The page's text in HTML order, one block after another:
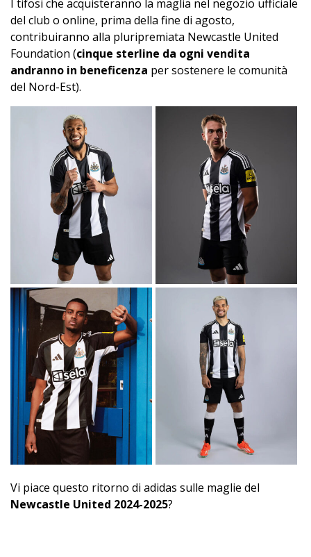
I tifosi che acquisteranno la maglia nel negozio ufficiale
del club o online, prima della fine di agosto,
contribuiranno alla pluripremiata Newcastle United
Foundation (cinque sterline da ogni vendita
andranno in beneficenza per sostenere le comunità
del Nord-Est).
Vi piace questo ritorno di adidas sulle maglie del
Newcastle United 2024-2025?